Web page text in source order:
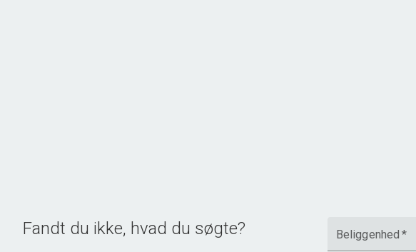
Fandt du ikke, hvad du søgte? Beliggenhed *